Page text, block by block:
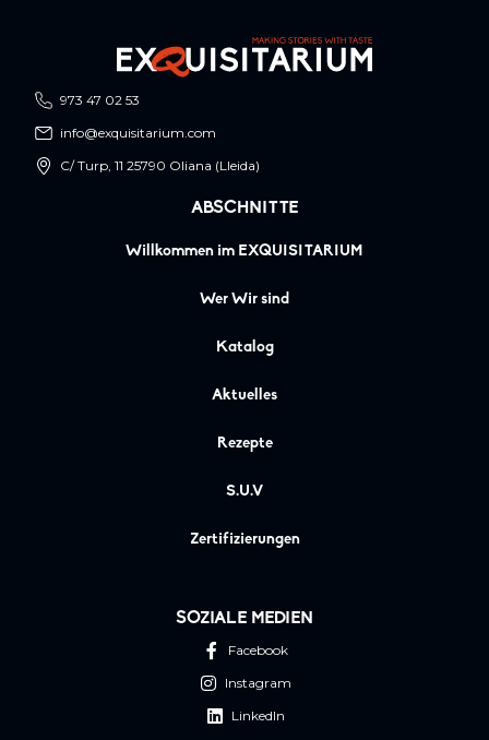
973 47 02 53
info@exquisitarium.com
C/ Turp, 11 25790 Oliana (Lleida)
ABSCHNITTE
Willkommen im EXQUISITARIUM
Wer Wir sind
Katalog
Aktuelles
Rezepte
S.U.V
Zertifizierungen
SOZIALE MEDIEN
Facebook
Instagram
LinkedIn